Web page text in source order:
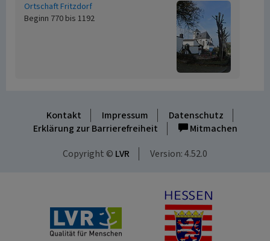
Ortschaft Fritzdorf
Beginn 770 bis 1192
Kontakt Impressum
Datenschutz
Erklärung zur Barrierefreiheit
Mitmachen
Copyright © LVR Version: 4.52.0